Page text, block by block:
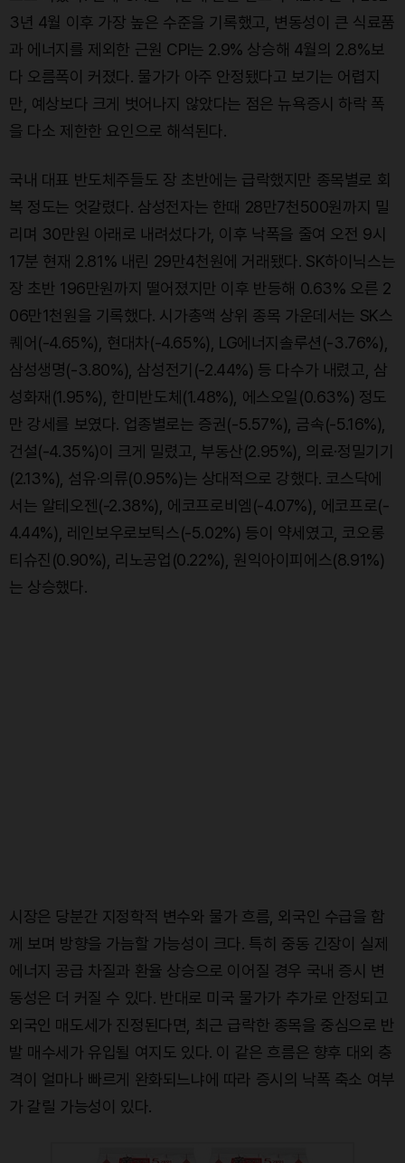
3년 4월 이후 가장 높은 수준을 기록했고, 변동성이 큰 식료품
과 에너지를 제외한 근원 CPI는 2.9% 상승해 4월의 2.8%보
다 오름폭이 커졌다. 물가가 아주 안정됐다고 보기는 어렵지
만, 예상보다 크게 벗어나지 않았다는 점은 뉴욕증시 하락 폭
을 다소 제한한 요인으로 해석된다.
국내 대표 반도체주들도 장 초반에는 급락했지만 종목별로 회
복 정도는 엇갈렸다. 삼성전자는 한때 28만7천500원까지 밀
리며 30만원 아래로 내려섰다가, 이후 낙폭을 줄여 오전 9시
17분 현재 2.81% 내린 29만4천원에 거래됐다. SK하이닉스는
장 초반 196만원까지 떨어졌지만 이후 반등해 0.63% 오른 2
06만1천원을 기록했다. 시가총액 상위 종목 가운데서는 SK스
퀘어(-4.65%), 현대차(-4.65%), LG에너지솔루션(-3.76%),
삼성생명(-3.80%), 삼성전기(-2.44%) 등 다수가 내렸고, 삼
성화재(1.95%), 한미반도체(1.48%), 에스오일(0.63%) 정도
만 강세를 보였다. 업종별로는 증권(-5.57%), 금속(-5.16%),
건설(-4.35%)이 크게 밀렸고, 부동산(2.95%), 의료·정밀기기
(2.13%), 섬유·의류(0.95%)는 상대적으로 강했다. 코스닥에
서는 알테오젠(-2.38%), 에코프로비엠(-4.07%), 에코프로(-
4.44%), 레인보우로보틱스(-5.02%) 등이 약세였고, 코오롱
티슈진(0.90%), 리노공업(0.22%), 원익아이피에스(8.91%)
는 상승했다.
시장은 당분간 지정학적 변수와 물가 흐름, 외국인 수급을 함
께 보며 방향을 가늠할 가능성이 크다. 특히 중동 긴장이 실제
에너지 공급 차질과 환율 상승으로 이어질 경우 국내 증시 변
동성은 더 커질 수 있다. 반대로 미국 물가가 추가로 안정되고
외국인 매도세가 진정된다면, 최근 급락한 종목을 중심으로 반
발 매수세가 유입될 여지도 있다. 이 같은 흐름은 향후 대외 충
격이 얼마나 빠르게 완화되느냐에 따라 증시의 낙폭 축소 여부
가 갈릴 가능성이 있다.